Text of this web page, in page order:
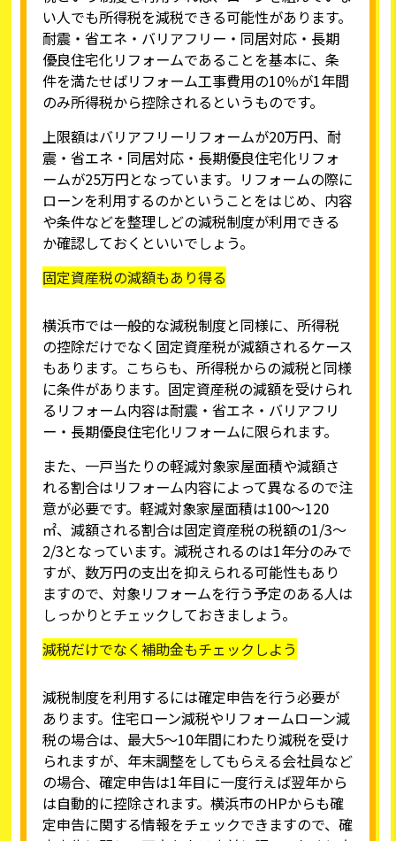
い人でも所得税を減税できる可能性があります。
耐震・省エネ・バリアフリー・同居対応・長期
優良住宅化リフォームであることを基本に、条
件を満たせばリフォーム工事費用の10％が1年間
のみ所得税から控除されるというものです。
上限額はバリアフリーリフォームが20万円、耐
震・省エネ・同居対応・長期優良住宅化リフォ
ームが25万円となっています。リフォームの際に
ローンを利用するのかということをはじめ、内容
や条件などを整理しどの減税制度が利用できる
か確認しておくといいでしょう。
固定資産税の減額もあり得る
横浜市では一般的な減税制度と同様に、所得税
の控除だけでなく固定資産税が減額されるケース
もあります。こちらも、所得税からの減税と同様
に条件があります。固定資産税の減額を受けられ
るリフォーム内容は耐震・省エネ・バリアフリ
ー・長期優良住宅化リフォームに限られます。
また、一戸当たりの軽減対象家屋面積や減額さ
れる割合はリフォーム内容によって異なるので注
意が必要です。軽減対象家屋面積は100～120
㎡、減額される割合は固定資産税の税額の1/3～
2/3となっています。減税されるのは1年分のみで
すが、数万円の支出を抑えられる可能性もあり
ますので、対象リフォームを行う予定のある人は
しっかりとチェックしておきましょう。
減税だけでなく補助金もチェックしよう
減税制度を利用するには確定申告を行う必要が
あります。住宅ローン減税やリフォームローン減
税の場合は、最大5～10年間にわたり減税を受け
られますが、年末調整をしてもらえる会社員など
の場合、確定申告は1年目に一度行えば翌年から
は自動的に控除されます。横浜市のHPからも確
定申告に関する情報をチェックできますので、確